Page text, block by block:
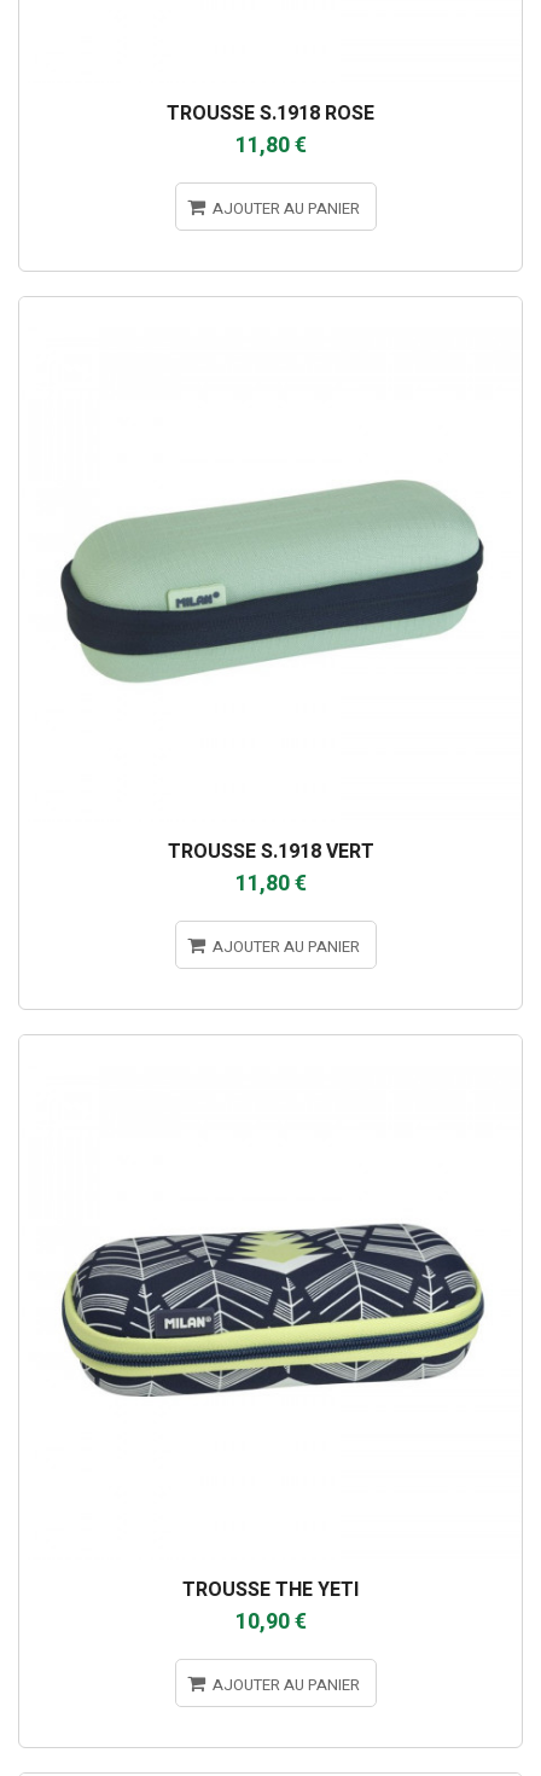
TROUSSE S.1918 ROSE
11,80 €
AJOUTER AU PANIER
TROUSSE S.1918 VERT
11,80 €
AJOUTER AU PANIER
TROUSSE THE YETI
10,90 €
AJOUTER AU PANIER